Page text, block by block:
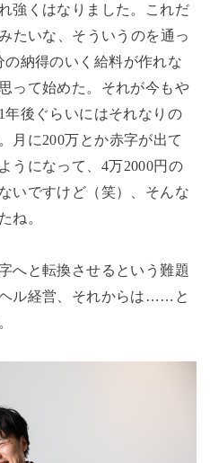
強くはなりました。これだ
たいな、そういうのを通っ
の納得のいく給料が作れな
って始めた。それが今もや
1年後ぐらいにはそれなりの
月に200万とか赤字が出て
うになって、 4万2000円の
いですけど（笑）、そんな
ね。
へと転換させるという難題
ル経営、それからは……と